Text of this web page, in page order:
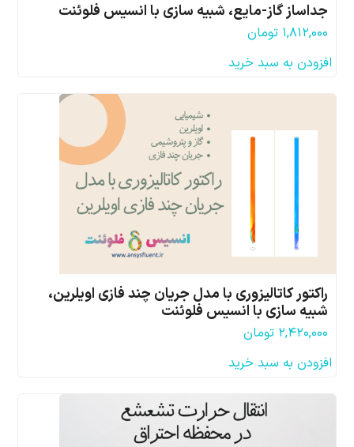
جداساز گاز-مایع، شبیه سازی با انسیس فلوئنت
۱,۸۱۲,۰۰۰ تومان
افزودن به سبد خرید
راکتور کاتالیزوری با مدل جریان چند فازی اویلرین،
شبیه سازی با انسیس فلوئنت
۲,۴۲۰,۰۰۰ تومان
افزودن به سبد خرید